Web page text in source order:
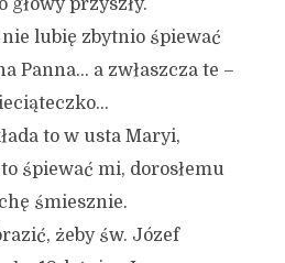
głowy przyszły.
nie lubię zbytnio śpiewać
Panna… a zwłaszcza te –
to w usta Maryi,
śpiewać mi, dorosłemu
śmiesznie.
żeby św. Józef